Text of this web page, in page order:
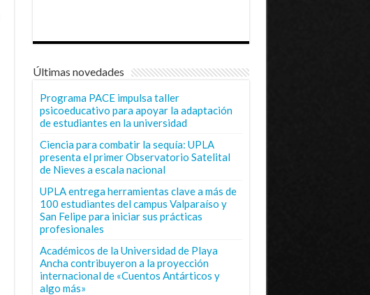
Últimas novedades
Programa PACE impulsa taller
psicoeducativo para apoyar la adaptación
de estudiantes en la universidad
Ciencia para combatir la sequía: UPLA
presenta el primer Observatorio Satelital
de Nieves a escala nacional
UPLA entrega herramientas clave a más de
100 estudiantes del campus Valparaíso y
San Felipe para iniciar sus prácticas
profesionales
Académicos de la Universidad de Playa
Ancha contribuyeron a la proyección
internacional de «Cuentos Antárticos y
algo más»